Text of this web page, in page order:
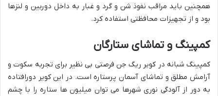
همچنین باید مراقب نفوذ شن و گرد و غبار به داخل دوربین و لنزها
بود و از تجهیزات محافظتی استفاده کرد.
کمپینگ و تماشای ستارگان
کمپینگ شبانه در کویر ریگ جن فرصتی بی نظیر برای تجربه سکوت و
آرامش مطلق و تماشای آسمان پرستاره است. در این کویر دورافتاده
به دور از آلودگی نوری شهرها می توان میلیون ها ستاره را با چشم